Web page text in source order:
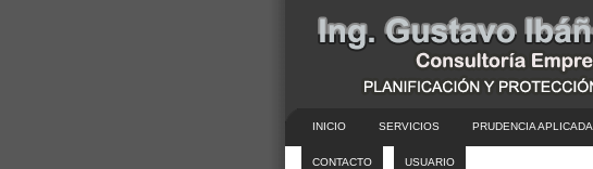
INICIO SERVICIOS PRUDENCIA APLICADA
CONTACTO USUARIO